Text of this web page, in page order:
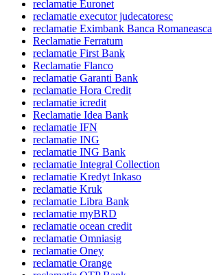
reclamatie Euronet
reclamatie executor judecatoresc
reclamatie Eximbank Banca Romaneasca
Reclamatie Ferratum
reclamatie First Bank
Reclamatie Flanco
reclamatie Garanti Bank
reclamatie Hora Credit
reclamatie icredit
Reclamatie Idea Bank
reclamatie IFN
reclamatie ING
reclamatie ING Bank
reclamatie Integral Collection
reclamatie Kredyt Inkaso
reclamatie Kruk
reclamatie Libra Bank
reclamatie myBRD
reclamatie ocean credit
reclamatie Omniasig
reclamatie Oney
reclamatie Orange